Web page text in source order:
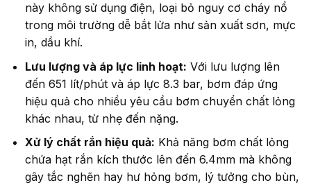
này không sử dụng điện, loại bỏ nguy cơ cháy nổ
trong môi trường dễ bắt lửa như sản xuất sơn, mực
in, dầu khí.
Lưu lượng và áp lực linh hoạt: Với lưu lượng lên
đến 651 lít/phút và áp lực 8.3 bar, bơm đáp ứng
hiệu quả cho nhiều yêu cầu bơm chuyển chất lỏng
khác nhau, từ nhẹ đến nặng.
Xử lý chất rắn hiệu quả: Khả năng bơm chất lỏng
chứa hạt rắn kích thước lên đến 6.4mm mà không
gây tắc nghẽn hay hư hỏng bơm, lý tưởng cho bùn,